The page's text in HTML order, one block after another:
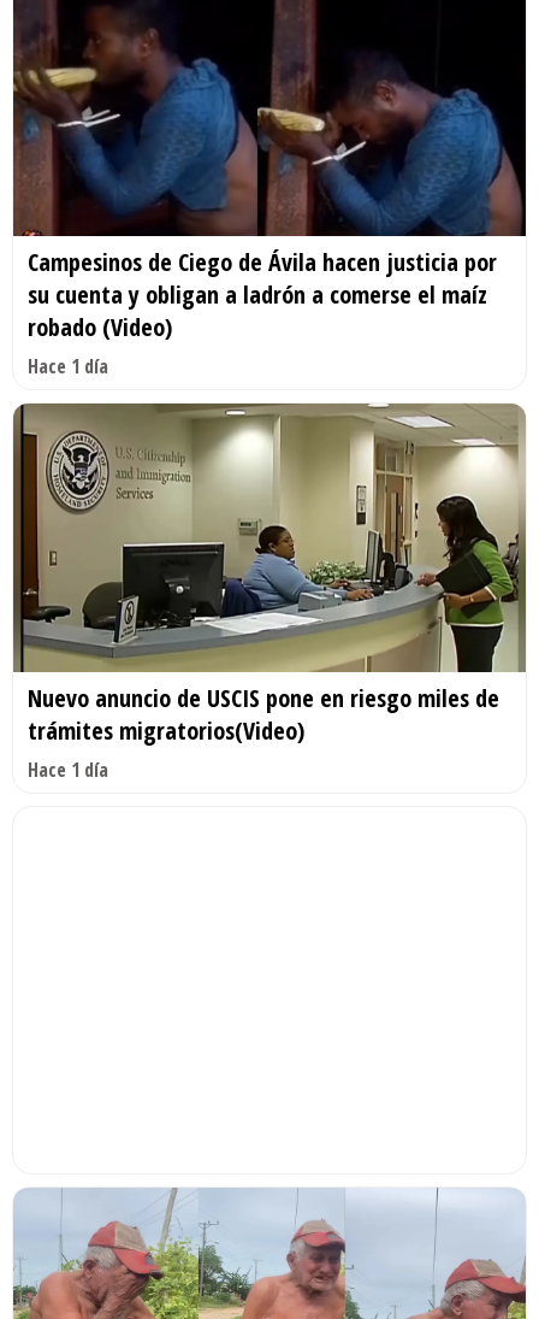
Campesinos de Ciego de Ávila hacen justicia por
su cuenta y obligan a ladrón a comerse el maíz
robado (Video)
Hace 1 día
Nuevo anuncio de USCIS pone en riesgo miles de
trámites migratorios(Video)
Hace 1 día